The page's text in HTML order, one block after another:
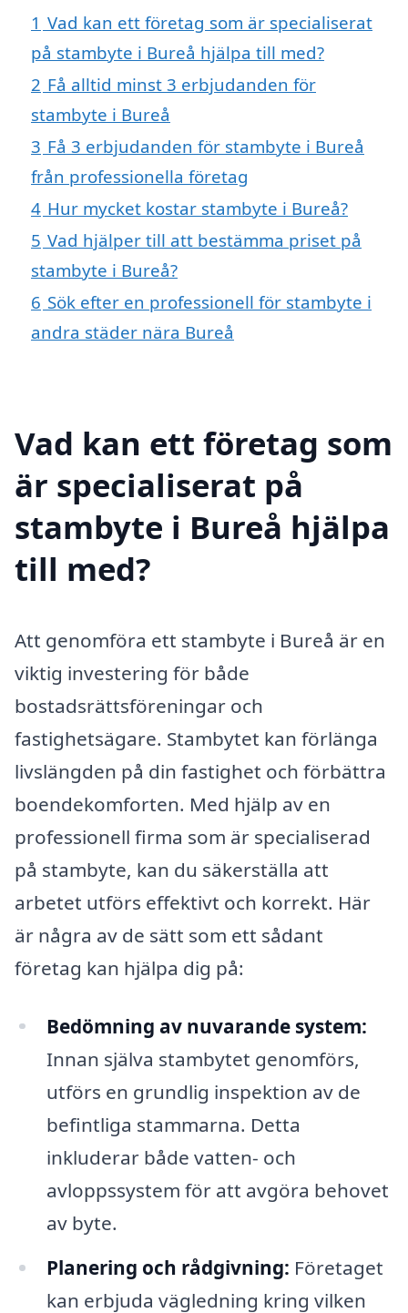
1 Vad kan ett företag som är specialiserat
på stambyte i Bureå hjälpa till med?
2 Få alltid minst 3 erbjudanden för
stambyte i Bureå
3 Få 3 erbjudanden för stambyte i Bureå
från professionella företag
4 Hur mycket kostar stambyte i Bureå?
5 Vad hjälper till att bestämma priset på
stambyte i Bureå?
6 Sök efter en professionell för stambyte i
andra städer nära Bureå
Vad kan ett företag som
är specialiserat på
stambyte i Bureå hjälpa
till med?
Att genomföra ett stambyte i Bureå är en
viktig investering för både
bostadsrättsföreningar och
fastighetsägare. Stambytet kan förlänga
livslängden på din fastighet och förbättra
boendekomforten. Med hjälp av en
professionell firma som är specialiserad
på stambyte, kan du säkerställa att
arbetet utförs effektivt och korrekt. Här
är några av de sätt som ett sådant
företag kan hjälpa dig på:
Bedömning av nuvarande system:
Innan själva stambytet genomförs,
utförs en grundlig inspektion av de
befintliga stammarna. Detta
inkluderar både vatten- och
avloppssystem för att avgöra behovet
av byte.
Planering och rådgivning: Företaget
kan erbjuda vägledning kring vilken